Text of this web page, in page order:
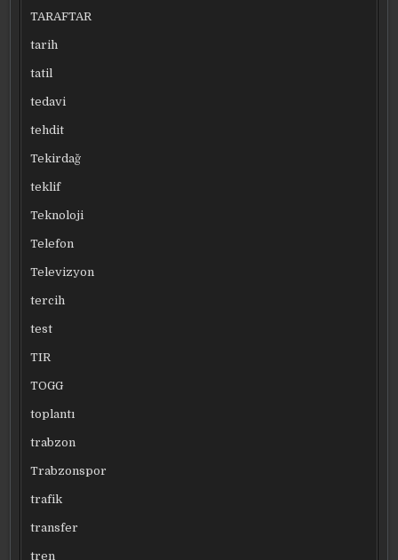
TARAFTAR
tarih
tatil
tedavi
tehdit
Tekirdağ
teklif
Teknoloji
Telefon
Televizyon
tercih
test
TIR
TOGG
toplantı
trabzon
Trabzonspor
trafik
transfer
tren